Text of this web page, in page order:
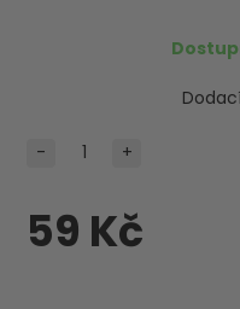
59 Kč
- +